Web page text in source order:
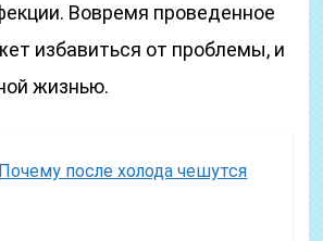
Вовремя проведенное
избавиться от проблемы, и
жизнью.
Почему после холода чешутся